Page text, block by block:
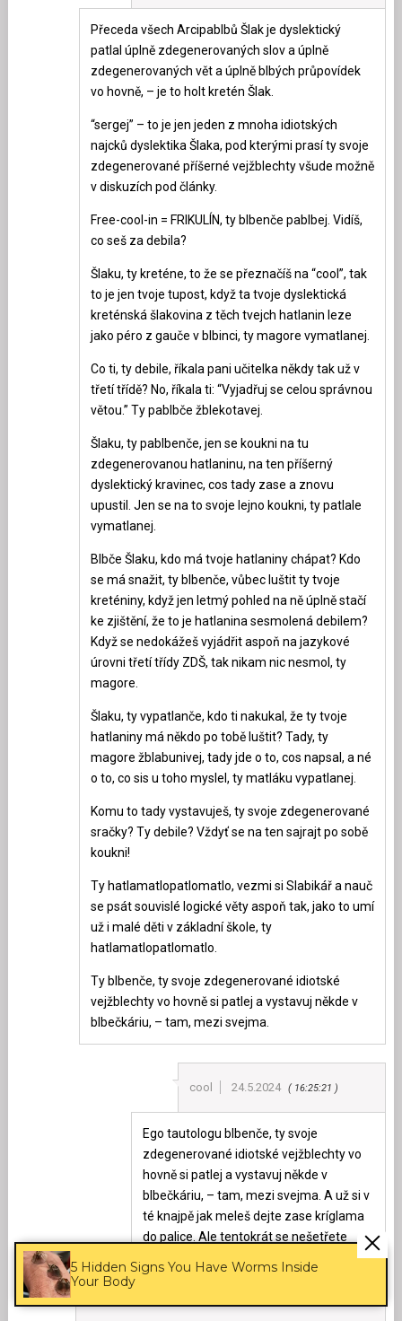
Přeceda všech Arcipablbů Šlak je dyslektický
patlal úplně zdegenerovaných slov a úplně
zdegenerovaných vět a úplně blbých průpovídek
vo hovně, – je to holt kretén Šlak.
“sergej” – to je jen jeden z mnoha idiotských
najcků dyslektika Šlaka, pod kterými prasí ty svoje
zdegenerované příšerné vejžblechty všude možně
v diskuzích pod články.
Free-cool-in = FRIKULÍN, ty blbenče pablbej. Vidíš,
co seš za debila?
Šlaku, ty kreténe, to že se přeznačíš na “cool”, tak
to je jen tvoje tupost, když ta tvoje dyslektická
kreténská šlakovina z těch tvejch hatlanin leze
jako péro z gauče v blbinci, ty magore vymatlanej.
Co ti, ty debile, říkala pani učitelka někdy tak už v
třetí třídě? No, říkala ti: “Vyjadřuj se celou správnou
větou.” Ty pablbče žblekotavej.
Šlaku, ty pablbenče, jen se koukni na tu
zdegenerovanou hatlaninu, na ten příšerný
dyslektický kravinec, cos tady zase a znovu
upustil. Jen se na to svoje lejno koukni, ty patlale
vymatlanej.
Blbče Šlaku, kdo má tvoje hatlaniny chápat? Kdo
se má snažit, ty blbenče, vůbec luštit ty tvoje
kreténiny, když jen letmý pohled na ně úplně stačí
ke zjištění, že to je hatlanina sesmolená debilem?
Když se nedokážeš vyjádřit aspoň na jazykové
úrovni třetí třídy ZDŠ, tak nikam nic nesmol, ty
magore.
Šlaku, ty vypatlanče, kdo ti nakukal, že ty tvoje
hatlaniny má někdo po tobě luštit? Tady, ty
magore žblabunivej, tady jde o to, cos napsal, a né
o to, co sis u toho myslel, ty matláku vypatlanej.
Komu to tady vystavuješ, ty svoje zdegenerované
sračky? Ty debile? Vždyť se na ten sajrajt po sobě
koukni!
Ty hatlamatlopatlomatlo, vezmi si Slabikář a nauč
se psát souvislé logické věty aspoň tak, jako to umí
už i malé děti v základní škole, ty
hatlamatlopatlomatlo.
Ty blbenče, ty svoje zdegenerované idiotské
vejžblechty vo hovně si patlej a vystavuj někde v
blbečkáriu, – tam, mezi svejma.
cool 24.5.2024 16:25:21
Ego tautologu blbenče, ty svoje
zdegenerované idiotské vejžblechty vo
hovně si patlej a vystavuj někde v
blbečkáriu, – tam, mezi svejma. A už si v
té knajpě jak meleš dejte zase kríglama
do palice. Ale tentokrát se nešetřete
imitátoři, podivuhodný mandaríne.
5 Hidden Signs You Have Worms Inside
Your Body